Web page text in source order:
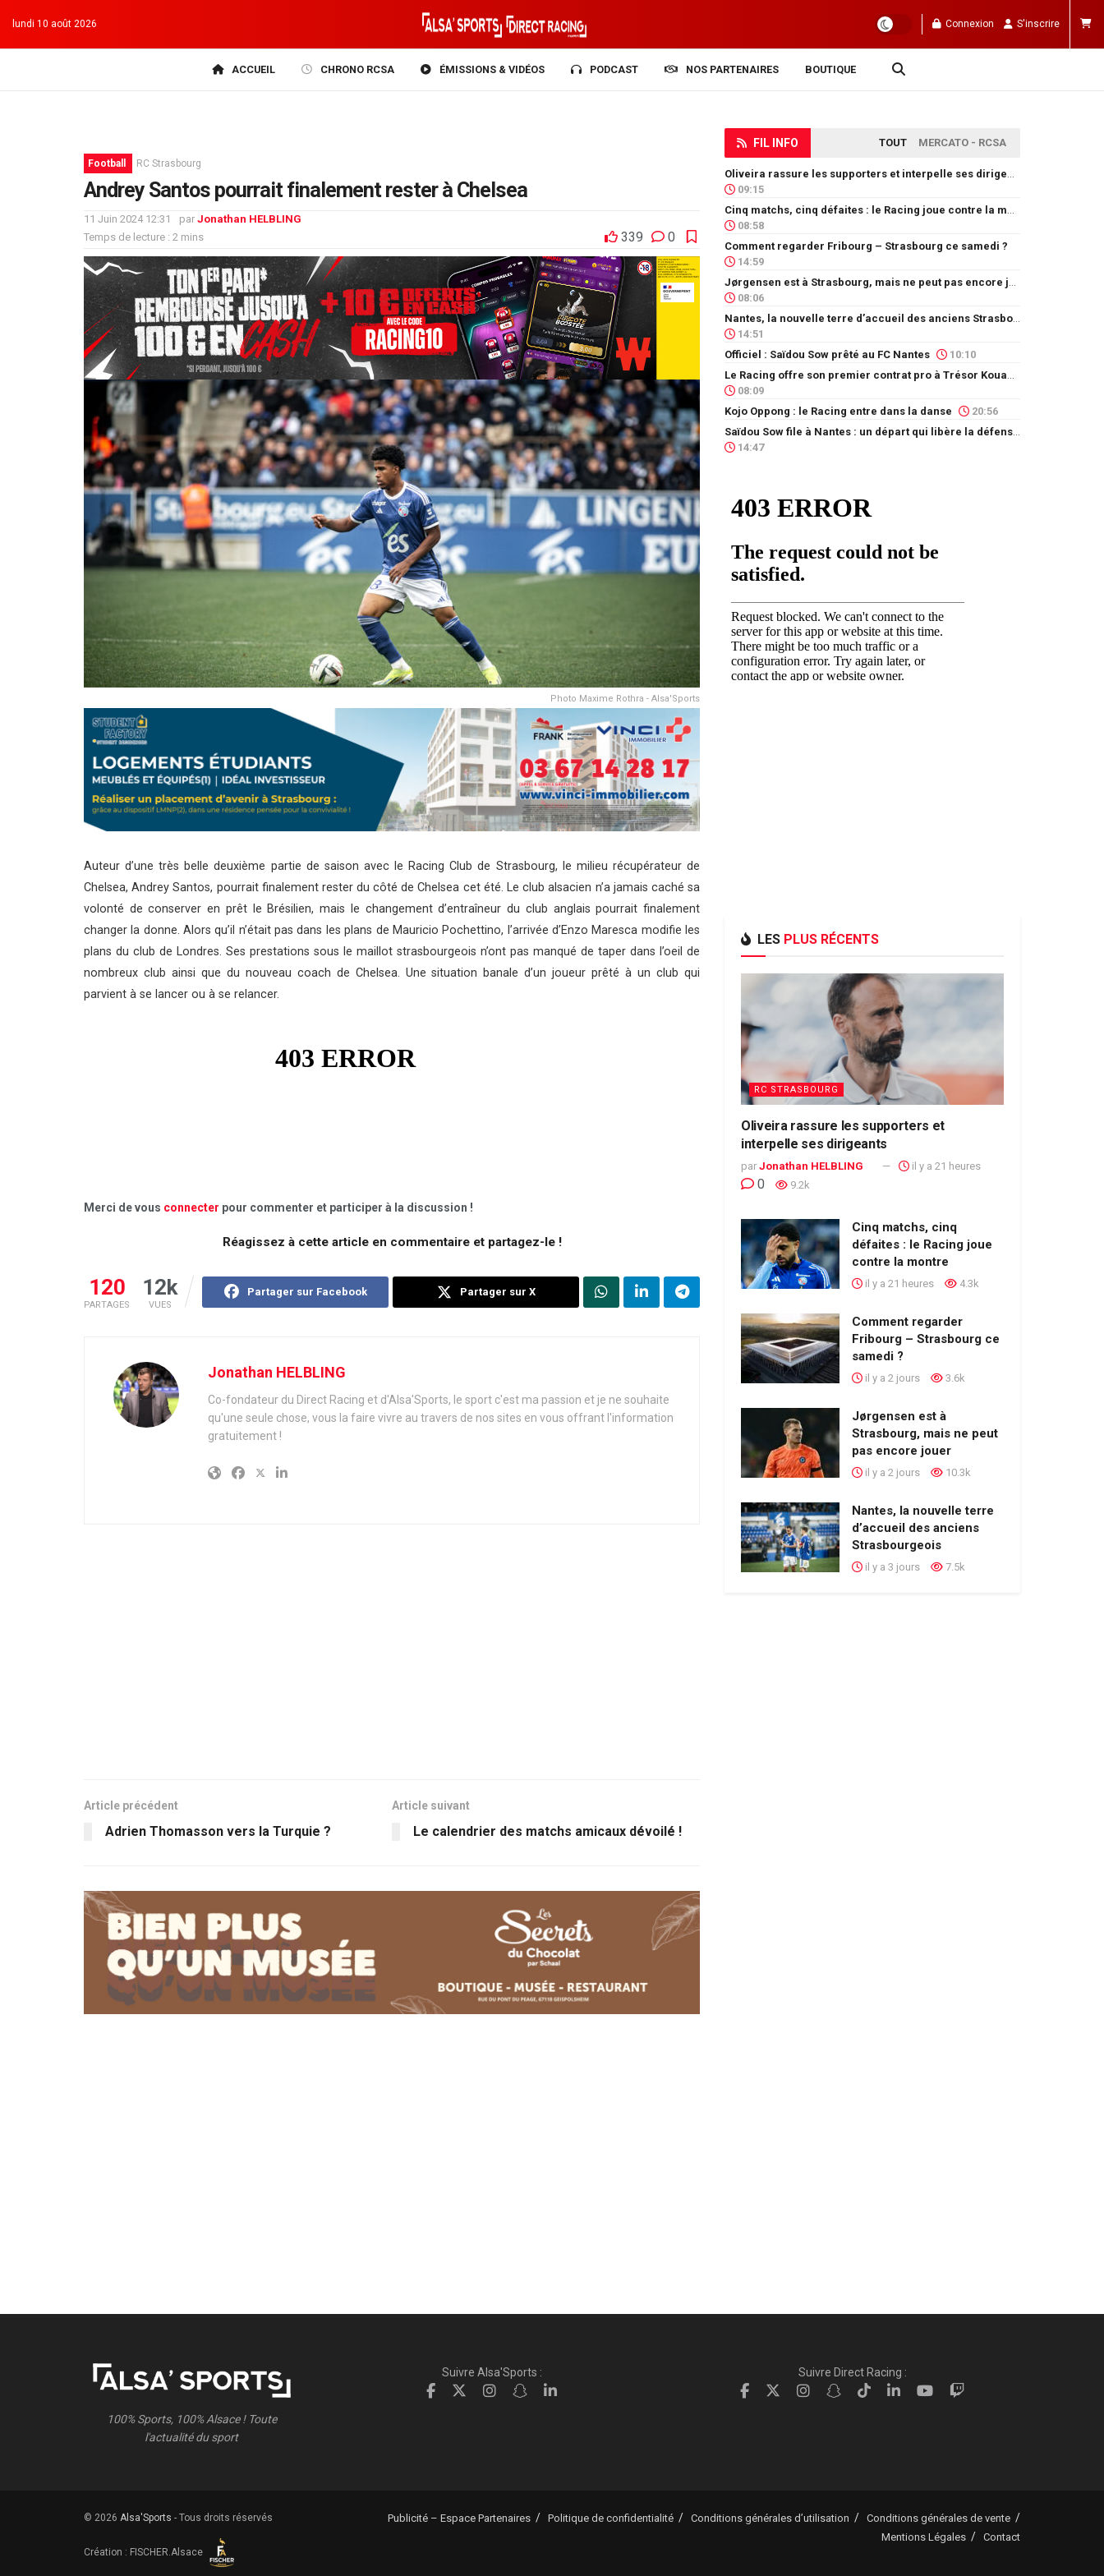
lundi 10 août 2026 Connexion S'inscrire
ACCUEIL CHRONO RCSA ÉMISSIONS & VIDÉOS PODCAST NOS PARTENAIRES BOUTIQUE
Football RC Strasbourg
Andrey Santos pourrait finalement rester à Chelsea
11 Juin 2024 12:31 par Jonathan HELBLING
Temps de lecture : 2 mins
339 0
Photo Maxime Rothra - Alsa'Sports
Auteur d’une très belle deuxième partie de saison avec le Racing Club de Strasbourg, le milieu récupérateur de
Chelsea, Andrey Santos, pourrait finalement rester du côté de Chelsea cet été. Le club alsacien n’a jamais caché sa
volonté de conserver en prêt le Brésilien, mais le changement d’entraîneur du club anglais pourrait finalement
changer la donne. Alors qu’il n’était pas dans les plans de Mauricio Pochettino, l’arrivée d’Enzo Maresca modifie les
plans du club de Londres. Ses prestations sous le maillot strasbourgeois n’ont pas manqué de taper dans l’oeil de
nombreux club ainsi que du nouveau coach de Chelsea. Une situation banale d’un joueur prêté à un club qui
parvient à se lancer ou à se relancer.
Merci de vous connecter pour commenter et participer à la discussion !
Réagissez à cette article en commentaire et partagez-le !
120
PARTAGES
12k
VUES
Partager sur Facebook Partager sur X
Jonathan HELBLING
Co-fondateur du Direct Racing et d'Alsa'Sports, le sport c'est ma passion et je ne souhaite
qu'une seule chose, vous la faire vivre au travers de nos sites en vous offrant l'information
gratuitement !
Article précédent
Adrien Thomasson vers la Turquie ?
Article suivant
Le calendrier des matchs amicaux dévoilé !
FIL INFO TOUT MERCATO - RCSA
09:15
08:58
Comment regarder Fribourg – Strasbourg ce samedi ?
14:59
08:06
14:51
Officiel : Saïdou Sow prêté au FC Nantes
10:10
08:09
Kojo Oppong : le Racing entre dans la danse
20:56
14:47
LES PLUS RÉCENTS
RC STRASBOURG
Oliveira rassure les supporters et
interpelle ses dirigeants
par Jonathan HELBLING il y a 21 heures
0 9.2k
Cinq matchs, cinq
défaites : le Racing joue
contre la montre
il y a 21 heures 4.3k
Comment regarder
Fribourg – Strasbourg ce
samedi ?
il y a 2 jours 3.6k
Jørgensen est à
Strasbourg, mais ne peut
pas encore jouer
il y a 2 jours 10.3k
Nantes, la nouvelle terre
d’accueil des anciens
Strasbourgeois
il y a 3 jours 7.5k
100% Sports, 100% Alsace ! Toute
l'actualité du sport
Suivre Alsa'Sports : Suivre Direct Racing :
© 2026 Alsa'Sports - Tous droits réservés
Création : FISCHER.Alsace
Publicité – Espace Partenaires Politique de confidentialité Conditions générales d’utilisation
Conditions générales de vente
Mentions Légales
Contact